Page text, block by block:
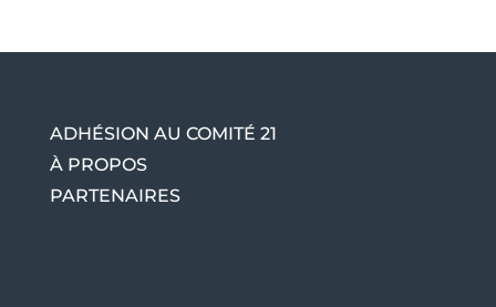
ADHÉSION AU COMITÉ 21
À PROPOS
PARTENAIRES